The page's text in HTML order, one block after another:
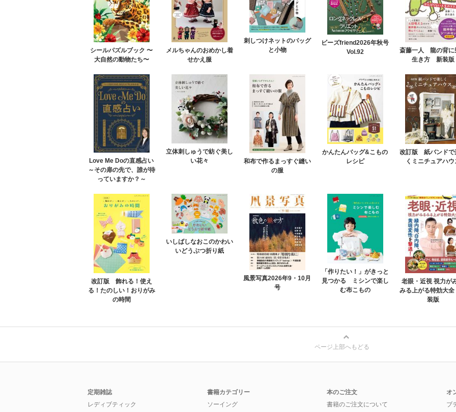
シールパズルブック 〜
大自然の動物たち〜
メルちゃんのおめかし着
せかえ服
刺しつけネットのバッグ
と小物
ビーズfriend2026年秋号
Vol.92
斎藤一人 龍の背に
生き方 新装版
Love Me Doの直感占い
～その扉の先で、誰が待
っていますか？～
立体刺しゅうで紡ぐ美し
い花々
和布で作るまっすぐ縫い
の服
かんたんバッグ&こもの
レシピ
改訂版 紙バンドで
くミニチュアハウ
改訂版 飾れる！使え
る！たのしい！おりがみ
の時間
いしばしなおこのかわい
いどうぶつ折り紙
風景写真2026年9・10月
号
「作りたい！」がきっと
見つかる ミシンで楽し
む布こもの
老眼・近視 視力が
みる上がる特効大
装版
ページ上部へもどる
定期雑誌
レディブティック
書籍カテゴリー
ソーイング
本のご注文
書籍のご注文について
オ
ブ